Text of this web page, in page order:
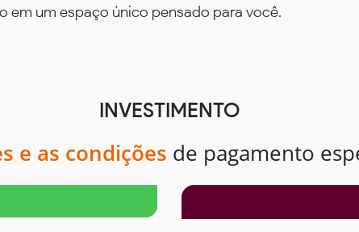
em um espaço único pensado para você.
INVESTIMENTO
e as condições de pagamento